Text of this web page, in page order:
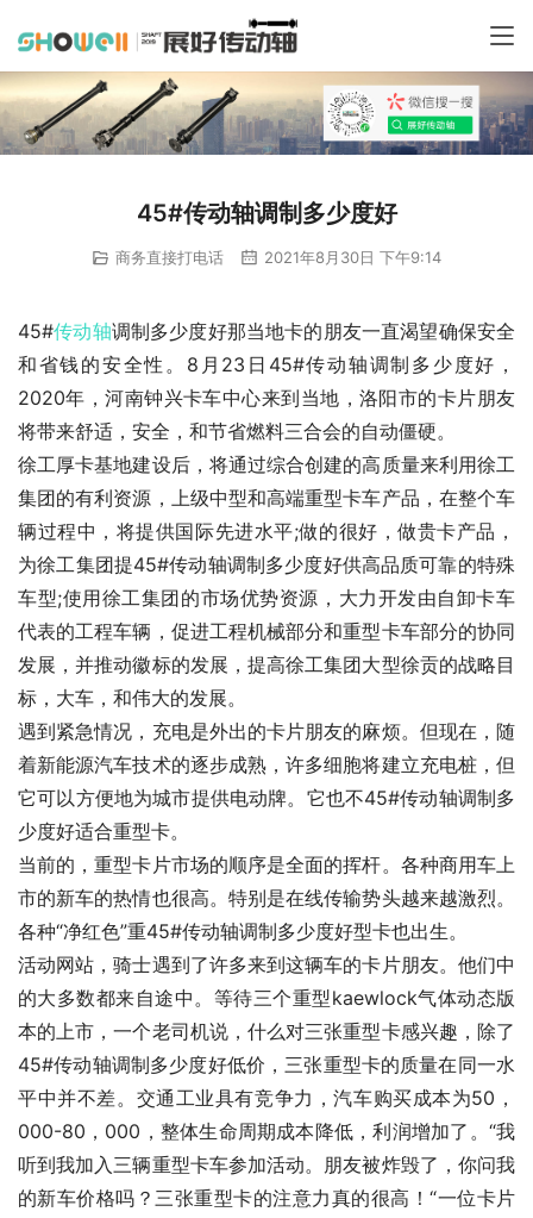
45#传动轴调制多少度好
商务直接打电话 2021年8月30日 下午9:14
45#传动轴调制多少度好那当地卡的朋友一直渴望确保安全
和省钱的安全性。8月23日45#传动轴调制多少度好，
2020年，河南钟兴卡车中心来到当地，洛阳市的卡片朋友
将带来舒适，安全，和节省燃料三合会的自动僵硬。
徐工厚卡基地建设后，将通过综合创建的高质量来利用徐工
集团的有利资源，上级中型和高端重型卡车产品，在整个车
辆过程中，将提供国际先进水平;做的很好，做贵卡产品，
为徐工集团提45#传动轴调制多少度好供高品质可靠的特殊
车型;使用徐工集团的市场优势资源，大力开发由自卸卡车
代表的工程车辆，促进工程机械部分和重型卡车部分的协同
发展，并推动徽标的发展，提高徐工集团大型徐贡的战略目
标，大车，和伟大的发展。
遇到紧急情况，充电是外出的卡片朋友的麻烦。但现在，随
着新能源汽车技术的逐步成熟，许多细胞将建立充电桩，但
它可以方便地为城市提供电动牌。它也不45#传动轴调制多
少度好适合重型卡。
当前的，重型卡片市场的顺序是全面的挥杆。各种商用车上
市的新车的热情也很高。特别是在线传输势头越来越激烈。
各种“净红色”重45#传动轴调制多少度好型卡也出生。
活动网站，骑士遇到了许多来到这辆车的卡片朋友。他们中
的大多数都来自途中。等待三个重型kaewlock气体动态版
本的上市，一个老司机说，什么对三张重型卡感兴趣，除了
45#传动轴调制多少度好低价，三张重型卡的质量在同一水
平中并不差。交通工业具有竞争力，汽车购买成本为50，
000-80，000，整体生命周期成本降低，利润增加了。“我
听到我加入三辆重型卡车参加活动。朋友被炸毁了，你问我
的新车价格吗？三张重型卡的注意力真的很高！“一位卡片